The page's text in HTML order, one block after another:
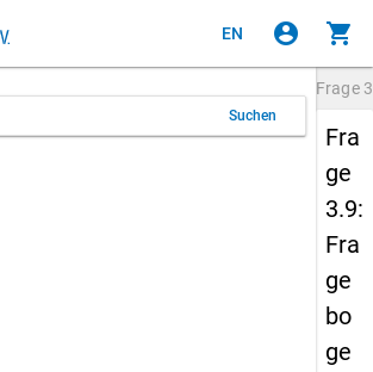
EN account_circle shopping_cart
Suchen
Frage
Fra
ge
3.9:
Fra
ge
bo
ge